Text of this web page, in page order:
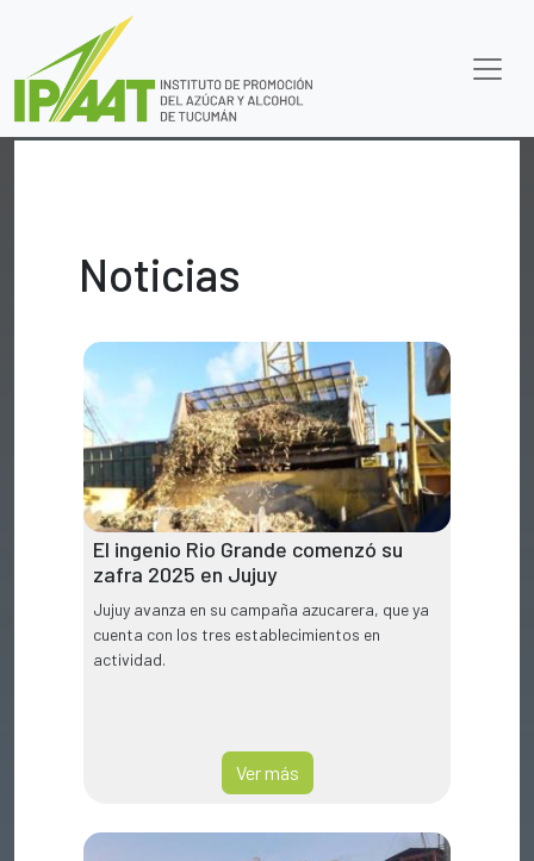
Noticias
El ingenio Rio Grande comenzó su
zafra 2025 en Jujuy
Jujuy avanza en su campaña azucarera, que ya
cuenta con los tres establecimientos en
actividad.
Ver más